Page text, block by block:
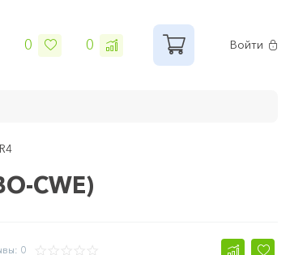
0 0 Войти
CWE)
0